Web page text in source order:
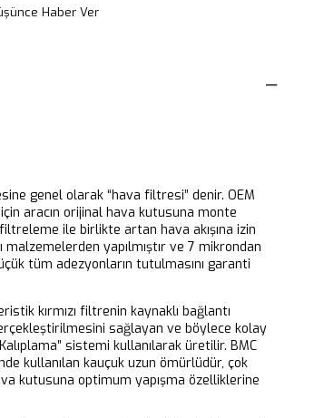
Haber Ver
genel olarak “hava filtresi” denir. OEM
aracın orijinal hava kutusuna monte
ile birlikte artan hava akışına izin
yapılmıştır ve 7 mikrondan
tüm adezyonların tutulmasını garanti
kırmızı filtrenin kaynaklı bağlantı
sağlayan ve böylece kolay
sistemi kullanılarak üretilir. BMC
kullanılan kauçuk uzun ömürlüdür, çok
kutusuna optimum yapışma özelliklerine